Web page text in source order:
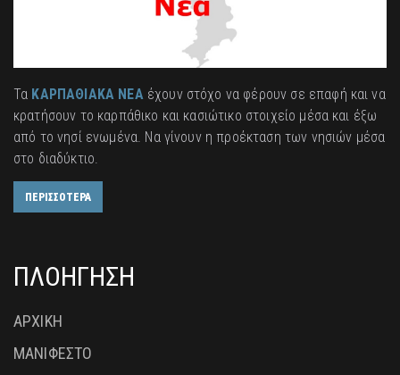
Τα ΚΑΡΠΑΘΙΑΚΑ ΝΕΑέχουν στόχο να φέρουν σε επαφή και να
κρατήσουν το καρπάθικο και κασιώτικο στοιχείο μέσα και έξω
από το νησί ενωμένα. Να γίνουν η προέκταση των νησιών μέσα
στο διαδύκτιο.
ΠΕΡΙΣΣΟΤΕΡΑ
ΠΛΟΗΓΗΣΗ
ΑΡΧΙΚΗ
ΜΑΝΙΦΕΣΤΟ